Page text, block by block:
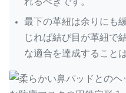
最下の革紐は余りにも
じれば結び目が革紐で
な適合を達成すること